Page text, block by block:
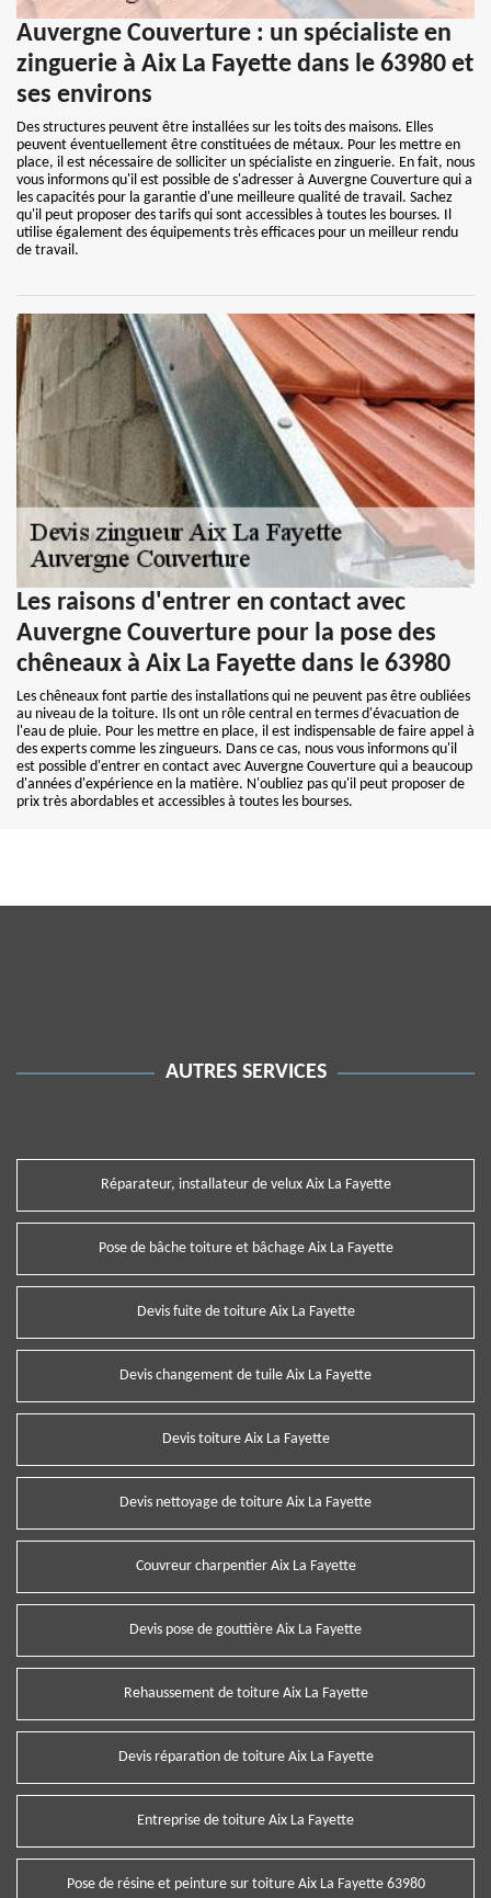
Auvergne Couverture : un spécialiste en
zinguerie à Aix La Fayette dans le 63980 et
ses environs
Des structures peuvent être installées sur les toits des maisons. Elles
peuvent éventuellement être constituées de métaux. Pour les mettre en
place, il est nécessaire de solliciter un spécialiste en zinguerie. En fait, nous
vous informons qu'il est possible de s'adresser à Auvergne Couverture qui a
les capacités pour la garantie d'une meilleure qualité de travail. Sachez
qu'il peut proposer des tarifs qui sont accessibles à toutes les bourses. Il
utilise également des équipements très efficaces pour un meilleur rendu
de travail.
Les raisons d'entrer en contact avec
Auvergne Couverture pour la pose des
chêneaux à Aix La Fayette dans le 63980
Les chêneaux font partie des installations qui ne peuvent pas être oubliées
au niveau de la toiture. Ils ont un rôle central en termes d'évacuation de
l'eau de pluie. Pour les mettre en place, il est indispensable de faire appel à
des experts comme les zingueurs. Dans ce cas, nous vous informons qu'il
est possible d'entrer en contact avec Auvergne Couverture qui a beaucoup
d'années d'expérience en la matière. N'oubliez pas qu'il peut proposer de
prix très abordables et accessibles à toutes les bourses.
AUTRES SERVICES
Réparateur, installateur de velux Aix La Fayette
Pose de bâche toiture et bâchage Aix La Fayette
Devis fuite de toiture Aix La Fayette
Devis changement de tuile Aix La Fayette
Devis toiture Aix La Fayette
Devis nettoyage de toiture Aix La Fayette
Couvreur charpentier Aix La Fayette
Devis pose de gouttière Aix La Fayette
Rehaussement de toiture Aix La Fayette
Devis réparation de toiture Aix La Fayette
Entreprise de toiture Aix La Fayette
Pose de résine et peinture sur toiture Aix La Fayette 63980